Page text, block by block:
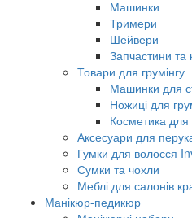
Машинки
Тримери
Шейвери
Запчастини та
Товари для грумінгу
Машинки для
Ножиці для
Косметика для
Аксесуари для
Гумки для волосся
Сумки та чохли
Меблі для салонів
Манікюр-педикюр